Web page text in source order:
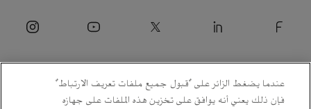
عندما يضغط الزائر على "قبول جميع ملفات تعريف الارتباط"
فإن ذلك يعني أنه يوافق على تخزين هذه الملفات على جهازه